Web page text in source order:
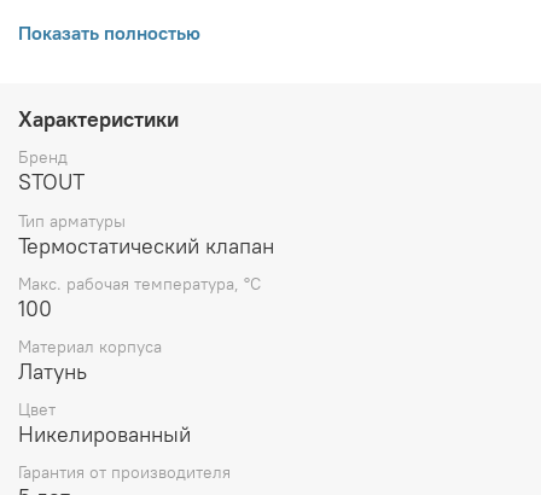
производителя. Производитель оставляет за собой
характеристики, не ухудшающие потребительских
свойств товара.
Показать полностью
Характеристики
Бренд
STOUT
Тип арматуры
Термостатический клапан
Макс. рабочая температура, °С
100
Материал корпуса
Латунь
Цвет
Никелированный
Гарантия от производителя